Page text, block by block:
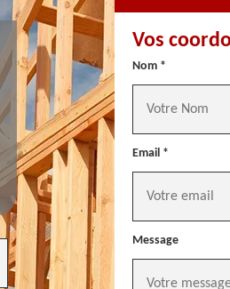
Vos
Nom *
Email *
Message